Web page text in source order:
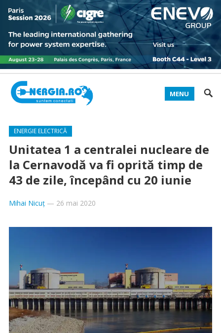
MENU
ENERGIE ELECTRICĂ
Unitatea 1 a centralei nucleare de
la Cernavodă va fi oprită timp de
43 de zile, începând cu 20 iunie
Mihai Nicuț— 26 mai 2020